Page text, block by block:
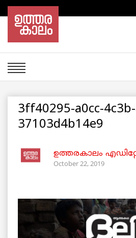
3ff40295-a0cc-
37103d4b14e9
ഉത്തരകാലം
October 22, 2019